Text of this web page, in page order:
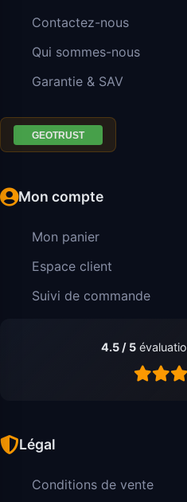
Contactez-nous
Qui sommes-nous
Garantie & SAV
Mon compte
Mon panier
Espace client
Suivi de commande
4.5 / 5
Légal
Conditions de vente